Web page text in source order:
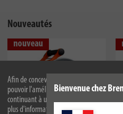
Afin de concevoir notre site web de
pouvoir l'améliorer en permanence, nous
continuant à utiliser le site web, vous
plus d'informations sur les cookies,
Bienvenue chez
Nouveautés
nouveau